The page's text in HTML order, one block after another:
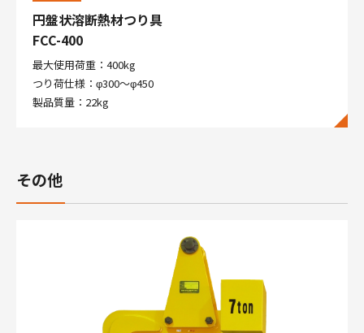
円盤状溶断熱材つり具
FCC-400
最大使用荷重：400kg
つり荷仕様：φ300～φ450
製品質量：22kg
その他